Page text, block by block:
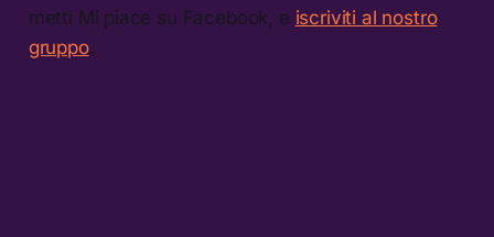
metti Mi piace su Facebook, e iscriviti al nostro
gruppo.